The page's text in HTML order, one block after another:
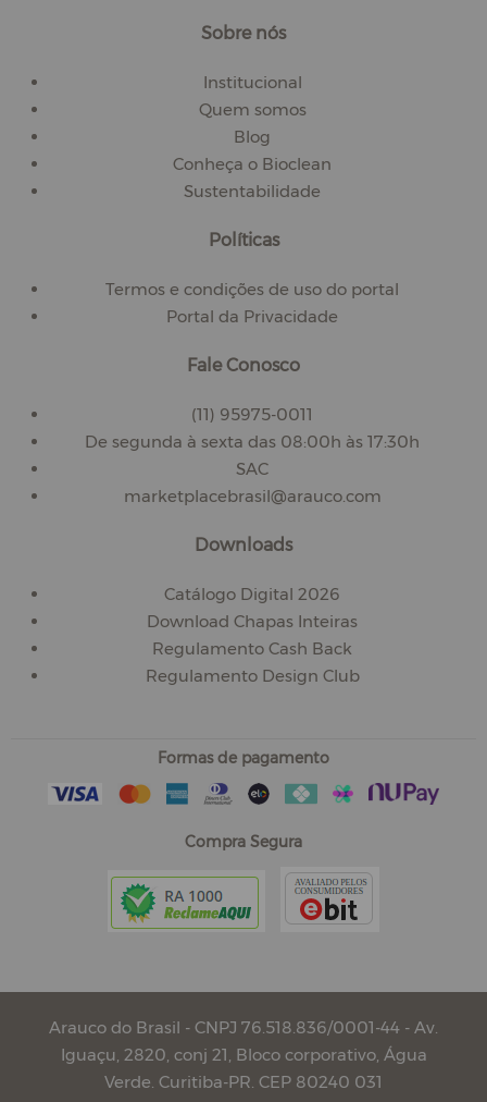
Sobre nós
Institucional
Quem somos
Blog
Conheça o Bioclean
Sustentabilidade
Políticas
Termos e condições de uso do portal
Portal da Privacidade
Fale Conosco
(11) 95975-0011
De segunda à sexta das 08:00h às 17:30h
SAC
marketplacebrasil@arauco.com
Downloads
Catálogo Digital 2026
Download Chapas Inteiras
Regulamento Cash Back
Regulamento Design Club
Formas de pagamento
Compra Segura
Arauco do Brasil - CNPJ 76.518.836/0001-44 - Av.
Iguaçu, 2820, conj 21, Bloco corporativo, Água
Verde. Curitiba-PR. CEP 80240 031